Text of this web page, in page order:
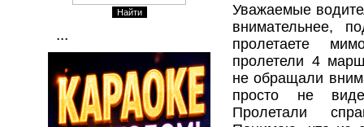
...
Уважаемые
внимательнее,
пролетаете
пролетели 4
не обращали
просто не
Пролетали